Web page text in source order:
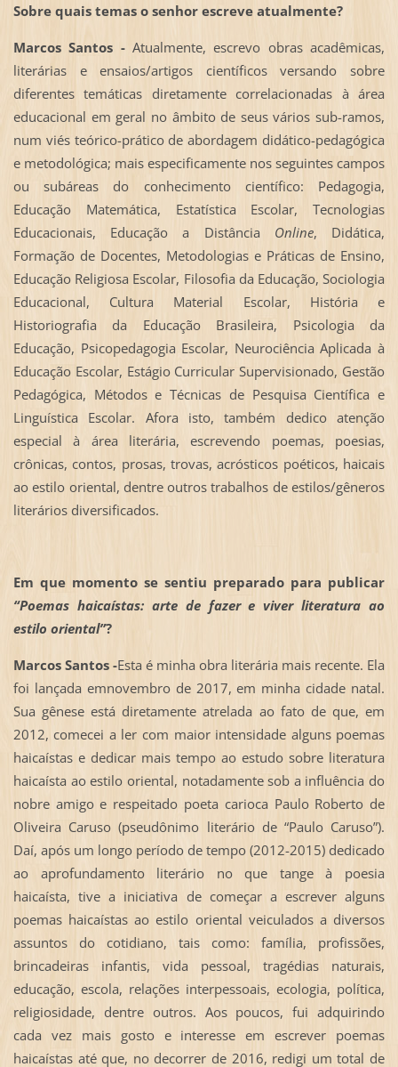
Sobre quais temas o senhor escreve atualmente?
Marcos Santos - Atualmente, escrevo obras acadêmicas,
literárias e ensaios/artigos científicos versando sobre
diferentes temáticas diretamente correlacionadas à área
educacional em geral no âmbito de seus vários sub-ramos,
num viés teórico-prático de abordagem didático-pedagógica
e metodológica; mais especificamente nos seguintes campos
ou subáreas do conhecimento científico: Pedagogia,
Educação Matemática, Estatística Escolar, Tecnologias
Educacionais, Educação a Distância Online, Didática,
Formação de Docentes, Metodologias e Práticas de Ensino,
Educação Religiosa Escolar, Filosofia da Educação, Sociologia
Educacional, Cultura Material Escolar, História e
Historiografia da Educação Brasileira, Psicologia da
Educação, Psicopedagogia Escolar, Neurociência Aplicada à
Educação Escolar, Estágio Curricular Supervisionado, Gestão
Pedagógica, Métodos e Técnicas de Pesquisa Científica e
Linguística Escolar. Afora isto, também dedico atenção
especial à área literária, escrevendo poemas, poesias,
crônicas, contos, prosas, trovas, acrósticos poéticos, haicais
ao estilo oriental, dentre outros trabalhos de estilos/gêneros
literários diversificados.
Em que momento se sentiu preparado para publicar
“Poemas haicaístas: arte de fazer e viver literatura ao
estilo oriental”?
Marcos Santos -Esta é minha obra literária mais recente. Ela
foi lançada emnovembro de 2017, em minha cidade natal.
Sua gênese está diretamente atrelada ao fato de que, em
2012, comecei a ler com maior intensidade alguns poemas
haicaístas e dedicar mais tempo ao estudo sobre literatura
haicaísta ao estilo oriental, notadamente sob a influência do
nobre amigo e respeitado poeta carioca Paulo Roberto de
Oliveira Caruso (pseudônimo literário de “Paulo Caruso”).
Daí, após um longo período de tempo (2012-2015) dedicado
ao aprofundamento literário no que tange à poesia
haicaísta, tive a iniciativa de começar a escrever alguns
poemas haicaístas ao estilo oriental veiculados a diversos
assuntos do cotidiano, tais como: família, profissões,
brincadeiras infantis, vida pessoal, tragédias naturais,
educação, escola, relações interpessoais, ecologia, política,
religiosidade, dentre outros. Aos poucos, fui adquirindo
cada vez mais gosto e interesse em escrever poemas
haicaístas até que, no decorrer de 2016, redigi um total de